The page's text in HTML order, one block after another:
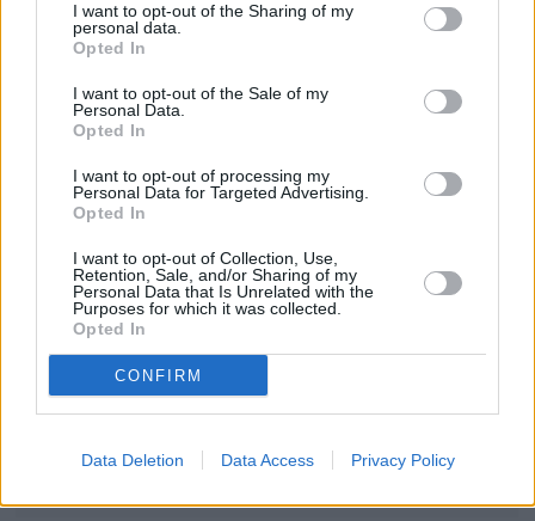
I want to opt-out of the Sharing of my
personal data.
Opted In
I want to opt-out of the Sale of my
Personal Data.
Opted In
I want to opt-out of processing my
Personal Data for Targeted Advertising.
Opted In
I want to opt-out of Collection, Use,
Retention, Sale, and/or Sharing of my
Personal Data that Is Unrelated with the
Purposes for which it was collected.
Opted In
CONFIRM
Data Deletion Data Access Privacy Policy
Huhtikuussa Toukokuussa Kesäkuussa
Heinäkuussa
Lokakuussa Marraskuussa Joulukuussa
Kiinnostavatko sademäärät?
Katso miten paljon
Marraskuun keskilämpötila Haniassa 9
vuoden tarkastelujaksolla
Mikä on Hanian tavanomainen lämpötila marraskuussa.
keskilämpötila
lämpötila
keskimäärin
keskimäärin
2012
17 ℃ 15 ℃
20 ℃